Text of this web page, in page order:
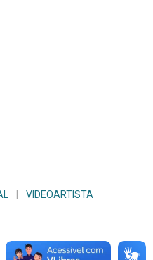
VIDEOARTISTA